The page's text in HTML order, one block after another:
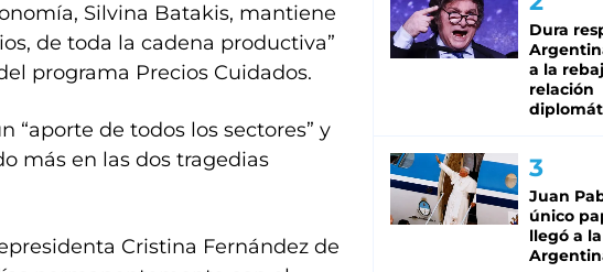
Silvina Batakis, mantiene
de toda la cadena productiva”
programa Precios Cuidados.
“aporte de todos los sectores” y
más en las dos tragedias
Cristina Fernández de
Dura
a la
relación
Juan
único
llegó a la